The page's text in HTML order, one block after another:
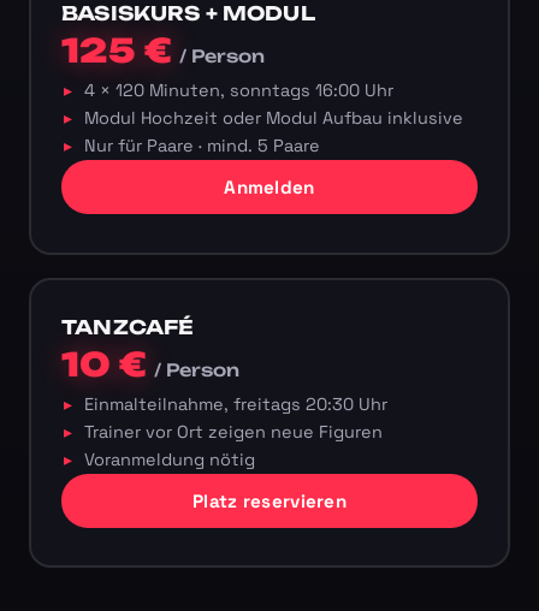
BASISKURS + MODUL
125 €/ Person
4 × 120 Minuten, sonntags 16:00 Uhr
Modul Hochzeit oder Modul Aufbau inklusive
Nur für Paare · mind. 5 Paare
Anmelden
TANZCAFÉ
10 €/ Person
Einmalteilnahme, freitags 20:30 Uhr
Trainer vor Ort zeigen neue Figuren
Voranmeldung nötig
Platz reservieren